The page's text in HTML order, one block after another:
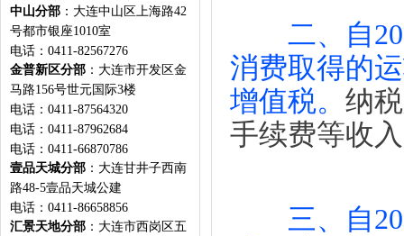
中山分部 ：大连中山区上海路42
号都市银座1010室
电话：0411-82567276
金普新区分部 ：大连市开发区金
马路156号世元国际3楼
电话：0411-87564320
电话：0411-87962684
电话：0411-66870786
壹品天城分部 ：大连甘井子西南
路48-5壹品天城公建
电话：0411-86658856
汇景天地分部 ：大连市西岗区五
二、自
消费取得的
增值税。 纳
手续费等收
三、自